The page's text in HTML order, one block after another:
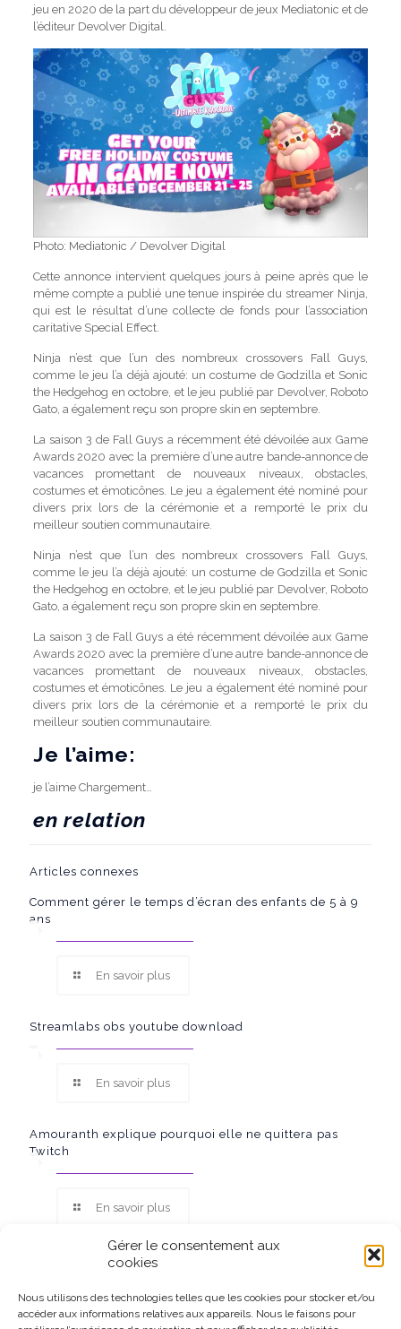
Gérer le consentement aux
cookies
Nous utilisons des technologies telles que les cookies pour stocker et/ou
accéder aux informations relatives aux appareils. Nous le faisons pour
jeu en 2020 de la part du développeur de jeux Mediatonic et de
l’éditeur Devolver Digital.
Photo: Mediatonic / Devolver Digital
Cette annonce intervient quelques jours à peine après que le
même compte a publié une tenue inspirée du streamer Ninja,
qui est le résultat d’une collecte de fonds pour l’association
caritative Special Effect.
Ninja n’est que l’un des nombreux crossovers Fall Guys,
comme le jeu l’a déjà ajouté: un costume de Godzilla et Sonic
the Hedgehog en octobre, et le jeu publié par Devolver, Roboto
Gato, a également reçu son propre skin en septembre.
La saison 3 de Fall Guys a récemment été dévoilée aux Game
Awards 2020 avec la première d’une autre bande-annonce de
vacances promettant de nouveaux niveaux, obstacles,
costumes et émoticônes. Le jeu a également été nominé pour
divers prix lors de la cérémonie et a remporté le prix du
meilleur soutien communautaire.
Ninja n’est que l’un des nombreux crossovers Fall Guys,
comme le jeu l’a déjà ajouté: un costume de Godzilla et Sonic
the Hedgehog en octobre, et le jeu publié par Devolver, Roboto
Gato, a également reçu son propre skin en septembre.
La saison 3 de Fall Guys a été récemment dévoilée aux Game
Awards 2020 avec la première d’une autre bande-annonce de
vacances promettant de nouveaux niveaux, obstacles,
costumes et émoticônes. Le jeu a également été nominé pour
divers prix lors de la cérémonie et a remporté le prix du
meilleur soutien communautaire.
Je l’aime:
je l’aime Chargement…
en relation
Articles connexes
Comment gérer le temps d’écran des enfants de 5 à 9
ans
En savoir plus
Streamlabs obs youtube download
En savoir plus
Amouranth explique pourquoi elle ne quittera pas
Twitch
En savoir plus
Ce site participe au Programme Partenaires d’Amazon EU, un